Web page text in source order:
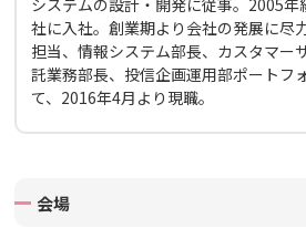
システムの設計・開発に従事。2005年
社に入社。創業期より会社の発展に尽
担当、情報システム部長、カスタマー
託業務部長、投信企画運用部ポートフ
て、2016年4月より現職。
会場